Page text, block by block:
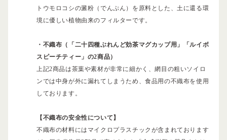
トウモロコシの澱粉（でんぷん）を原料とした、土に還る環
境に優しい植物由来のフィルターです。
・不織布（「二十四種ぶれんど効茶マグカップ用」「ルイボ
スピーチティー」の2商品）
上記2商品は茶葉や素材が非常に細かく、網目の粗いソイロ
ンでは中身が外に漏れてしまうため、食品用の不織布を使用
しております。
【不織布の安全性について】
不織布の材料にはマイクロプラスチックが含まれております